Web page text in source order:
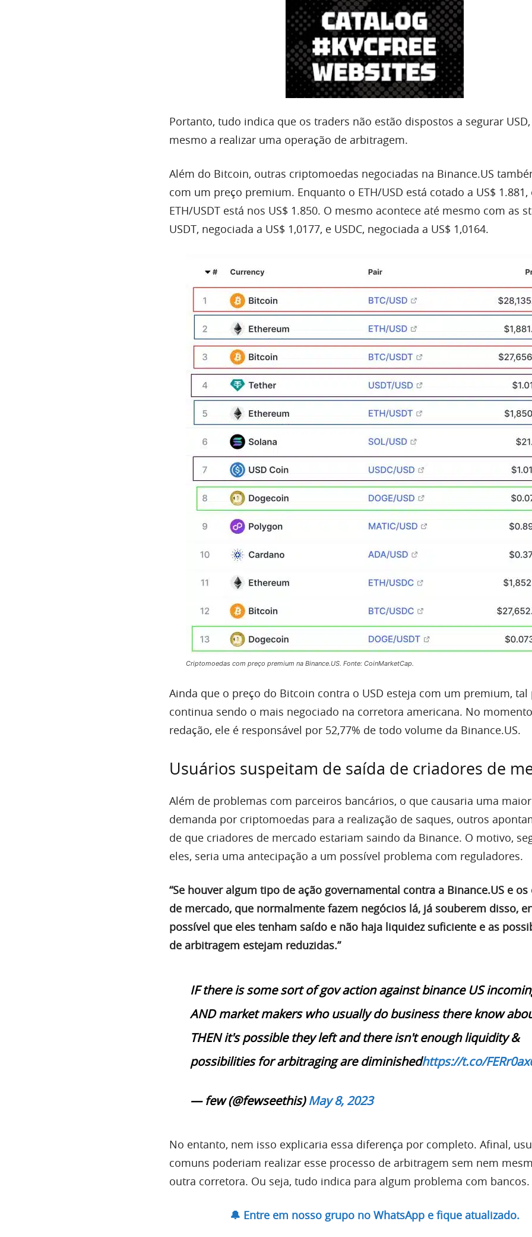
Portanto, tudo indica que os traders não estão dispostos a segurar
mesmo a realizar uma operação de arbitragem.
Além do Bitcoin, outras criptomoedas negociadas na Binance.US
com um preço premium. Enquanto o ETH/USD está cotado a US$ 1.881,
ETH/USDT está nos US$ 1.850. O mesmo acontece até mesmo com as
USDT, negociada a US$ 1,0177, e USDC, negociada a US$ 1,0164.
Criptomoedas com preço premium na Binance.US. Fonte: CoinMarketCap.
Ainda que o preço do Bitcoin contra o USD esteja com um premium, tal
continua sendo o mais negociado na corretora americana. No
redação, ele é responsável por 52,77% de todo volume da Binance.US.
Usuários suspeitam de saída de criadores de
Além de problemas com parceiros bancários, o que causaria uma maior
demanda por criptomoedas para a realização de saques, outros
de que criadores de mercado estariam saindo da Binance. O motivo,
eles, seria uma antecipação a um possível problema com reguladores.
“Se houver algum tipo de ação governamental contra a Binance.US e
de mercado, que normalmente fazem negócios lá, já souberem disso,
possível que eles tenham saído e não haja liquidez suficiente e as
de arbitragem estejam reduzidas.”
IF there is some sort of gov action against binance US
AND market makers who usually do business there know
THEN it's possible they left and there isn't enough liquidity &
possibilities for arbitraging are diminishedhttps://t.co/
— few (@fewseethis)May 8, 2023
No entanto, nem isso explicaria essa diferença por completo. Afinal,
comuns poderiam realizar esse processo de arbitragem sem nem
outra corretora. Ou seja, tudo indica para algum problema com bancos.
🔔 Entre em nosso grupo no WhatsApp e fique atualizado.